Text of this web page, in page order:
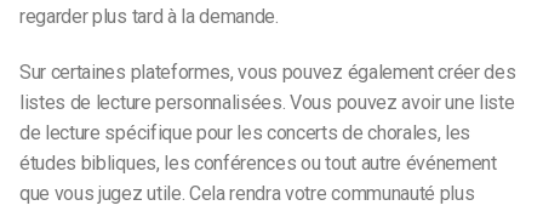
regarder plus tard à la demande.
Sur certaines plateformes, vous pouvez également créer des
listes de lecture personnalisées. Vous pouvez avoir une liste
de lecture spécifique pour les concerts de chorales, les
études bibliques, les conférences ou tout autre événement
que vous jugez utile. Cela rendra votre communauté plus